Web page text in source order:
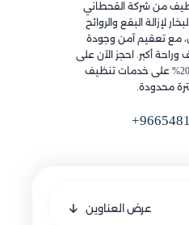
من شركة القحطاني
لإزالة البقع والروائح
مع تعقيم آمن وجودة
أكبر. احجز الآن على
0548145142 واستفد من خصم 20% على خدمات تنظيف
محدودة.
عرض العناوين